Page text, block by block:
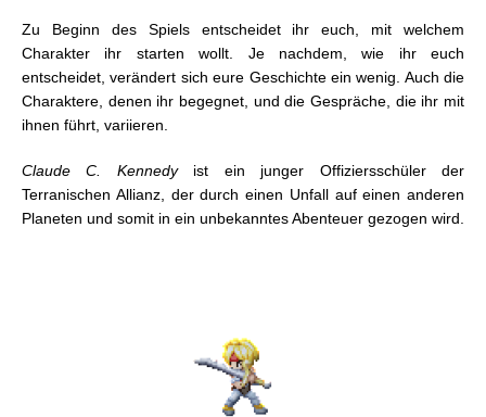
Zu Beginn des Spiels entscheidet ihr euch, mit welchem
Charakter ihr starten wollt. Je nachdem, wie ihr euch
entscheidet, verändert sich eure Geschichte ein wenig. Auch die
Charaktere, denen ihr begegnet, und die Gespräche, die ihr mit
ihnen führt, variieren.
Claude C. Kennedyist ein junger Offiziersschüler der
Terranischen Allianz, der durch einen Unfall auf einen anderen
Planeten und somit in ein unbekanntes Abenteuer gezogen wird.